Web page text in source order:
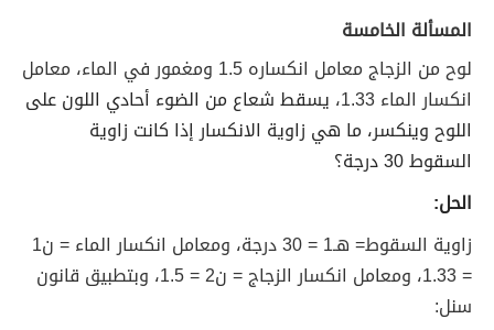
المسألة الخامسة
لوح من الزجاج معامل انكساره 1.5 ومغمور في الماء، معامل
انكسار الماء 1.33،
يسقط شعاع من الضوء أحادي اللون على
اللوح وينكسر، ما هي زاوية الانكسار إذا كانت زاوية
السقوط 30 درجة؟
الحل:
زاوية السقوط= هـ1 = 30 درجة، ومعامل انكسار الماء = ن1
= 1.33، ومعامل انكسار الزجاج = ن2 = 1.5، وبتطبيق قانون
سنل: